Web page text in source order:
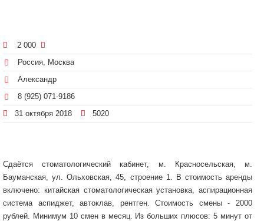
2 000
Россия, Москва
Александр
8 (925) 071-9186
31 октября 2018
5020
Сдаётся стоматологический кабинет, м. Красносельская, м.
Бауманская, ул. Ольховская, 45, строение 1. В стоимость аренды
включено: китайская стоматологическая установка, аспирационная
система аспиджет, автоклав, рентген. Стоимость смены - 2000
рублей. Минимум 10 смен в месяц. Из больших плюсов: 5 минут от